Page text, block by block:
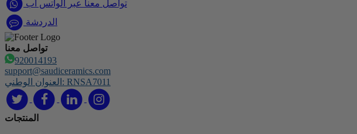
تواصل معنا عبر الواتس اب
الدردشة
تواصل معنا
920014193
support@saudiceramics.com
العنوان الوطني: RNSA7011
المنتجات